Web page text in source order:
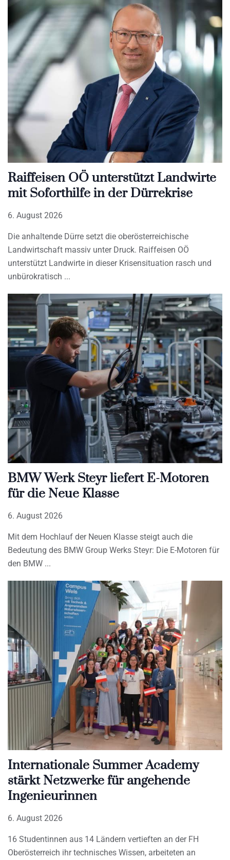
Raiffeisen OÖ unterstützt Landwirte
mit Soforthilfe in der Dürrekrise
6. August 2026
Die anhaltende Dürre setzt die oberösterreichische
Landwirtschaft massiv unter Druck. Raiffeisen OÖ
unterstützt Landwirte in dieser Krisensituation rasch und
unbürokratisch
BMW Werk Steyr liefert E-Motoren
für die Neue Klasse
6. August 2026
Mit dem Hochlauf der Neuen Klasse steigt auch die
Bedeutung des BMW Group Werks Steyr: Die E-Motoren für
den BMW
Internationale Summer Academy
stärkt Netzwerke für angehende
Ingenieurinnen
6. August 2026
16 Studentinnen aus 14 Ländern vertieften an der FH
Oberösterreich ihr technisches Wissen, arbeiteten an